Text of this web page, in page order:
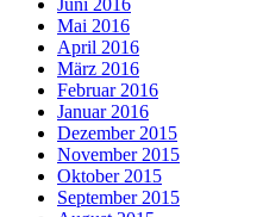
Juni 2016
Mai 2016
April 2016
März 2016
Februar 2016
Januar 2016
Dezember 2015
November 2015
Oktober 2015
September 2015